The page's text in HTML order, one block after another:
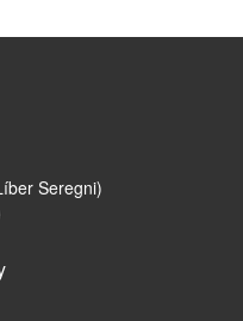
Seregni)